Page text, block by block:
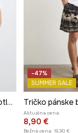
Tričko pánske bavlnené s potlačou
-47%
SUMMER SALE
Aktuálna cena:
8,90 €
Bežná cena: 16,90 €